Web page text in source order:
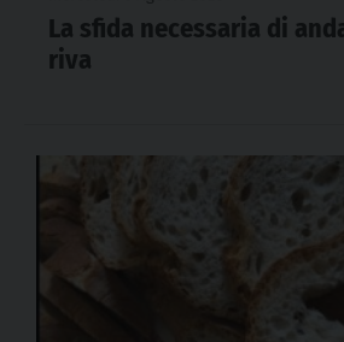
La sfida necessaria di
riva